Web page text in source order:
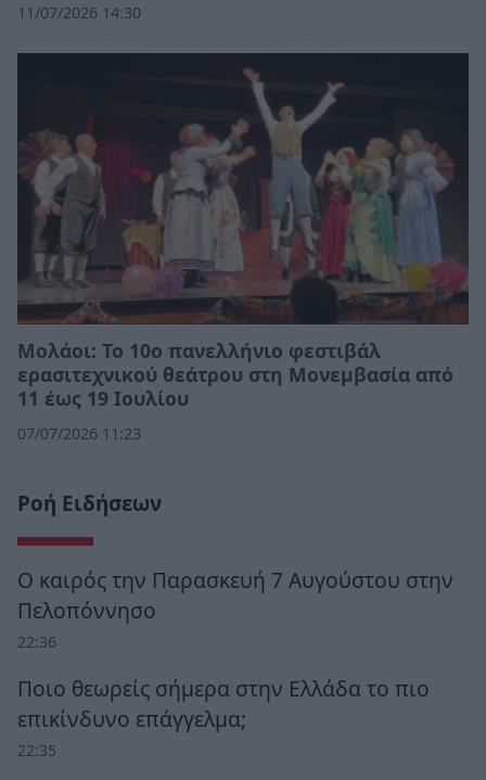
11/07/2026 14:30
Μολάοι: Το 10ο πανελλήνιο φεστιβάλ
ερασιτεχνικού θεάτρου στη Μονεμβασία από
11 έως 19 Ιουλίου
07/07/2026 11:23
Ροή Ειδήσεων
Ο καιρός την Παρασκευή 7 Αυγούστου στην
Πελοπόννησο
22:36
Ποιο θεωρείς σήμερα στην Ελλάδα το πιο
επικίνδυνο επάγγελμα;
22:35